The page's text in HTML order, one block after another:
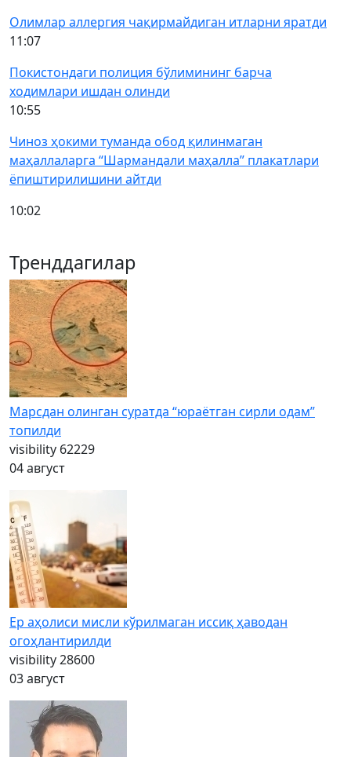
Олимлар аллергия чақирмайдиган итларни яратди
11:07
Покистондаги полиция бўлимининг барча
ходимлари ишдан олинди
10:55
Чиноз ҳокими туманда обод қилинмаган
маҳаллаларга “Шармандали маҳалла” плакатлари
ёпиштирилишини айтди
10:02
Тренддагилар
Марсдан олинган суратда “юраётган сирли одам”
топилди
visibility 62229
04 август
Ер аҳолиси мисли кўрилмаган иссиқ ҳаводан
огоҳлантирилди
visibility28600
03 август